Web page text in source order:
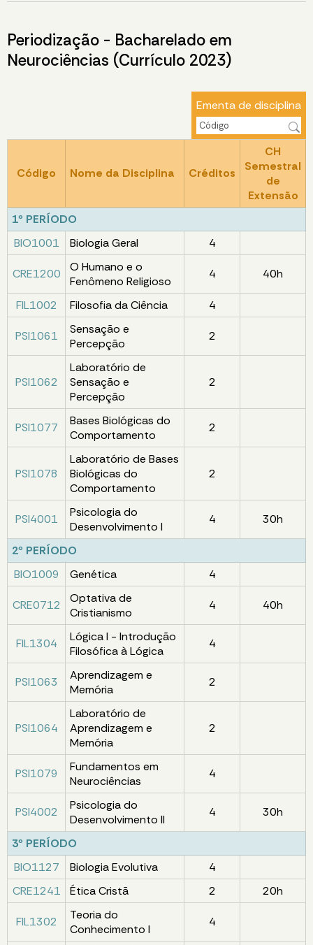
Periodização - Bacharelado em
Neurociências (Currículo 2023)
Ementa de disciplina
Código Nome da Disciplina Créditos
CH
Semestral
de
Extensão
1º PERÍODO
BIO1001
Biologia Geral 4
CRE1200
O Humano e o
Fenômeno Religioso
4 40h
FIL1002 Filosofia da Ciência 4
PSI1061
Sensação e
Percepção
2
PSI1062
Laboratório de
Sensação e
Percepção
2
PSI1077
Bases Biológicas do
Comportamento
2
PSI1078
Laboratório de Bases
Biológicas do
Comportamento
2
PSI4001
Psicologia do
Desenvolvimento I
4 30h
2º PERÍODO
BIO1009
Genética 4
CRE0712
Optativa de
Cristianismo
4 40h
FIL1304
Lógica I - Introdução
Filosófica à Lógica
4
PSI1063
Aprendizagem e
Memória
2
PSI1064
Laboratório de
Aprendizagem e
Memória
2
PSI1079
Fundamentos em
Neurociências
4
PSI4002
Psicologia do
Desenvolvimento II
4 30h
3º PERÍODO
BIO1127
Biologia Evolutiva
4
CRE1241
Ética Cristã 2 20h
FIL1302
Teoria do
Conhecimento I
4